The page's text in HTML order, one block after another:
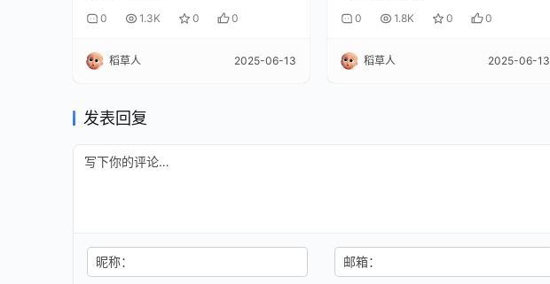
0 1.3K 0 0
稻草人 2025-06-13
0 1.8K 0 0
稻草人 2025-06-13
发表回复
昵称： 邮箱：